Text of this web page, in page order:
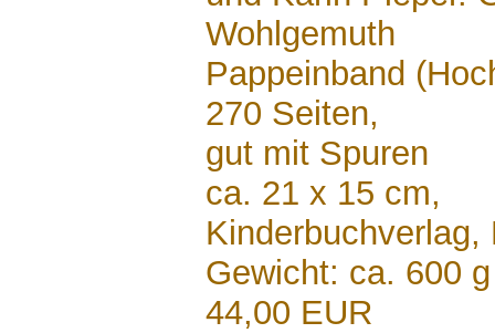
Wohlgemuth
Pappeinband
270 Seiten,
gut mit Spuren
ca. 21 x 15 cm,
Gewicht: ca. 600 g
44,00 EUR